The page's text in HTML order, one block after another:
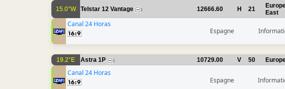
15.0°W Telstar 12 Vantage 1 12666.60 H 21
East
Canal 24 Horas
Espagne
19.2°E Astra 1P 1 10729.00 V 50
Canal 24 Horas
Espagne